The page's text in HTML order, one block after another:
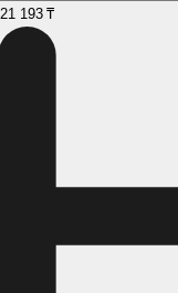
21 193 ₸